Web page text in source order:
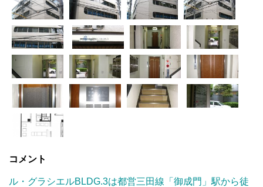
コメント
ル・グラシエルBLDG.3は都営三田線「御成門」駅から徒